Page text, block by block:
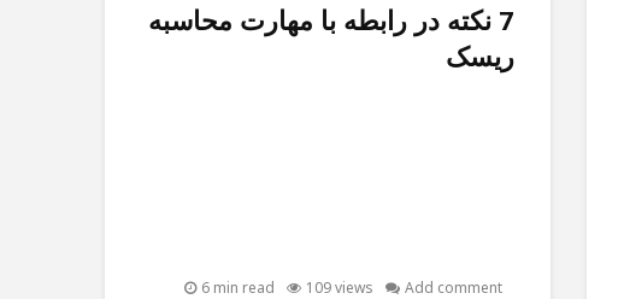
7 نکته در رابطه با مهارت محاسبه
ریسک
Add comment
109 views
6 min read